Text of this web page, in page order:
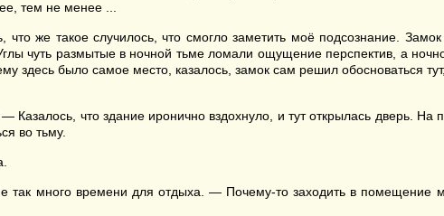
тем не менее ...
же такое случилось, что смогло заметить моё подсознание.
чуть размытые в ночной тьме ломали ощущение перспектив, а
здесь было самое место, казалось, замок сам решил обосноваться
Казалось, что здание иронично вздохнуло, и тут открылась дверь. На
во тьму.
много времени для отдыха. — Почему-то заходить в помещение